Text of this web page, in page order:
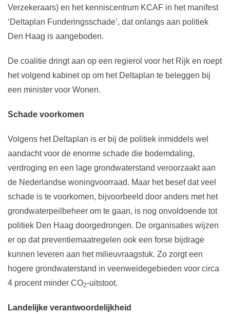
Verzekeraars) en het kenniscentrum KCAF in het manifest
‘Deltaplan Funderingsschade’, dat onlangs aan politiek
Den Haag is aangeboden.
De coalitie dringt aan op een regierol voor het Rijk en roept
het volgend kabinet op om het Deltaplan te beleggen bij
een minister voor Wonen.
Schade voorkomen
Volgens het Deltaplan is er bij de politiek inmiddels wel
aandacht voor de enorme schade die bodemdaling,
verdroging en een lage grondwaterstand veroorzaakt aan
de Nederlandse woningvoorraad. Maar het besef dat veel
schade is te voorkomen, bijvoorbeeld door anders met het
grondwaterpeilbeheer om te gaan, is nog onvoldoende tot
politiek Den Haag doorgedrongen. De organisaties wijzen
er op dat preventiemaatregelen ook een forse bijdrage
kunnen leveren aan het milieuvraagstuk. Zo zorgt een
hogere grondwaterstand in veenweidegebieden voor circa
4 procent minder CO2-uitstoot.
Landelijke verantwoordelijkheid